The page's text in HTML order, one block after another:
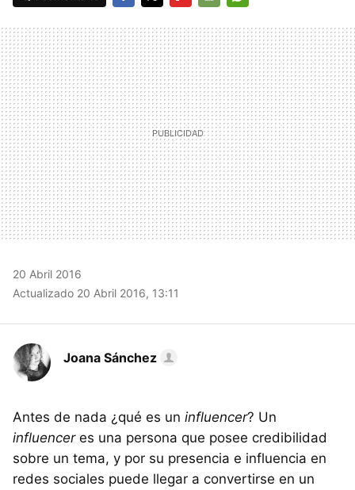
MAIL
20 Abril 2016
Actualizado 20 Abril 2016, 13:11
Joana Sánchez
Antes de nada ¿qué es un influencer? Un
influenceres una persona que posee credibilidad
sobre un tema, y por su presencia e influencia en
redes sociales puede llegar a convertirse en un